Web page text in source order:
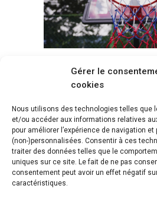
Gérer le
cookies
Nous utilisons des technologies telles que
et/ou accéder aux informations relatives
pour améliorer l’expérience de navigation
(non-)personnalisées. Consentir à ces
traiter des données telles que le
uniques sur ce site. Le fait de ne pas
consentement peut avoir un effet négatif
caractéristiques.
Voir tous les